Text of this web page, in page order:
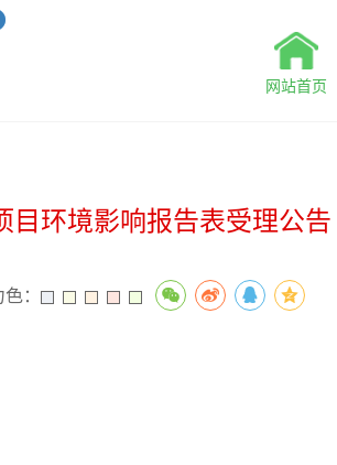
网站首页
目环境影响报告表受理公告
：